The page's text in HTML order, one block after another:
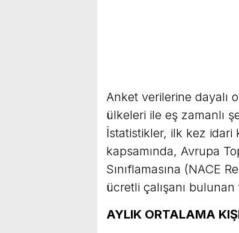
Anket verilerine dayalı
ülkeleri ile eş zamanlı
İstatistikler, ilk kez idari
kapsamında, Avrupa
Sınıflamasına (NACE
ücretli çalışanı
AYLIK ORTALAMA